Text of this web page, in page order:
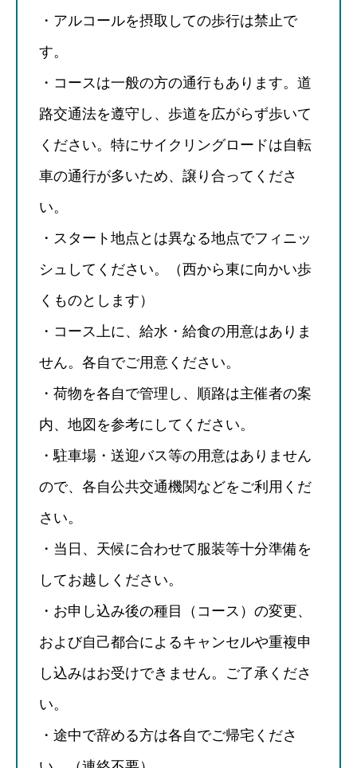
・アルコールを摂取しての歩行は禁止で
す。
・コースは一般の方の通行もあります。道
路交通法を遵守し、歩道を広がらず歩いて
ください。特にサイクリングロードは自転
車の通行が多いため、譲り合ってくださ
い。
・スタート地点とは異なる地点でフィニッ
シュしてください。（西から東に向かい歩
くものとします）
・コース上に、給水・給食の用意はありま
せん。各自でご用意ください。
・荷物を各自で管理し、順路は主催者の案
内、地図を参考にしてください。
・駐車場・送迎バス等の用意はありません
ので、各自公共交通機関などをご利用くだ
さい。
・当日、天候に合わせて服装等十分準備を
してお越しください。
・お申し込み後の種目（コース）の変更、
および自己都合によるキャンセルや重複申
し込みはお受けできません。ご了承くださ
い。
・途中で辞める方は各自でご帰宅くださ